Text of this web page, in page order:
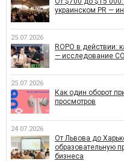
украинском PR —
25.07.2026
ROPO в действии:
— исследование
25.07.2026
Как один оборот
просмотров
24.07.2026
От Львова до
образовательную
бизнеса